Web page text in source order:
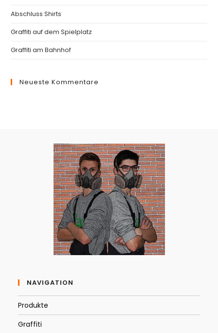
Abschluss Shirts
Graffiti auf dem Spielplatz
Graffiti am Bahnhof
Neueste Kommentare
NAVIGATION
Produkte
Graffiti